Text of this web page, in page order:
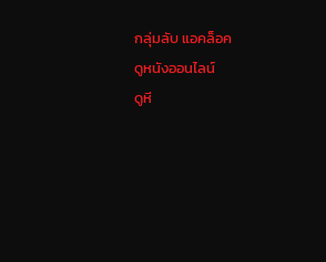
กลุ่มลับ แอคล็อค
ดูหนังออนไลน์
ดูหี